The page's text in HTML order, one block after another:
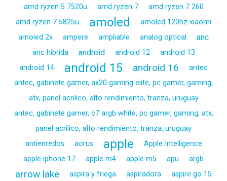
amd ryzen 5 7520u
amd ryzen 7
amd ryzen 7 260
amd ryzen 7 5825u
amoled
amoled 120hz xiaomi
amoled 2x
ampere ampliable analog optical anc
anc híbrida android android 12
android 13
android 14
android 15 android 16
antec
antec, gabinete gamer, ax20 gaming elite, pc gamer, gaming,
atx, panel acrilico, alto rendimiento, tranza, uruguay
antec, gabinete gamer, c7 argb white, pc gamer, gaming, atx,
panel acrilico, alto rendimiento, tranza, uruguay
antienredos
aorus apple
Apple Intelligence
apple iphone 17
apple m4 apple m5 apu argb
arrow lake aspira y friega aspiradora
aspire go 15